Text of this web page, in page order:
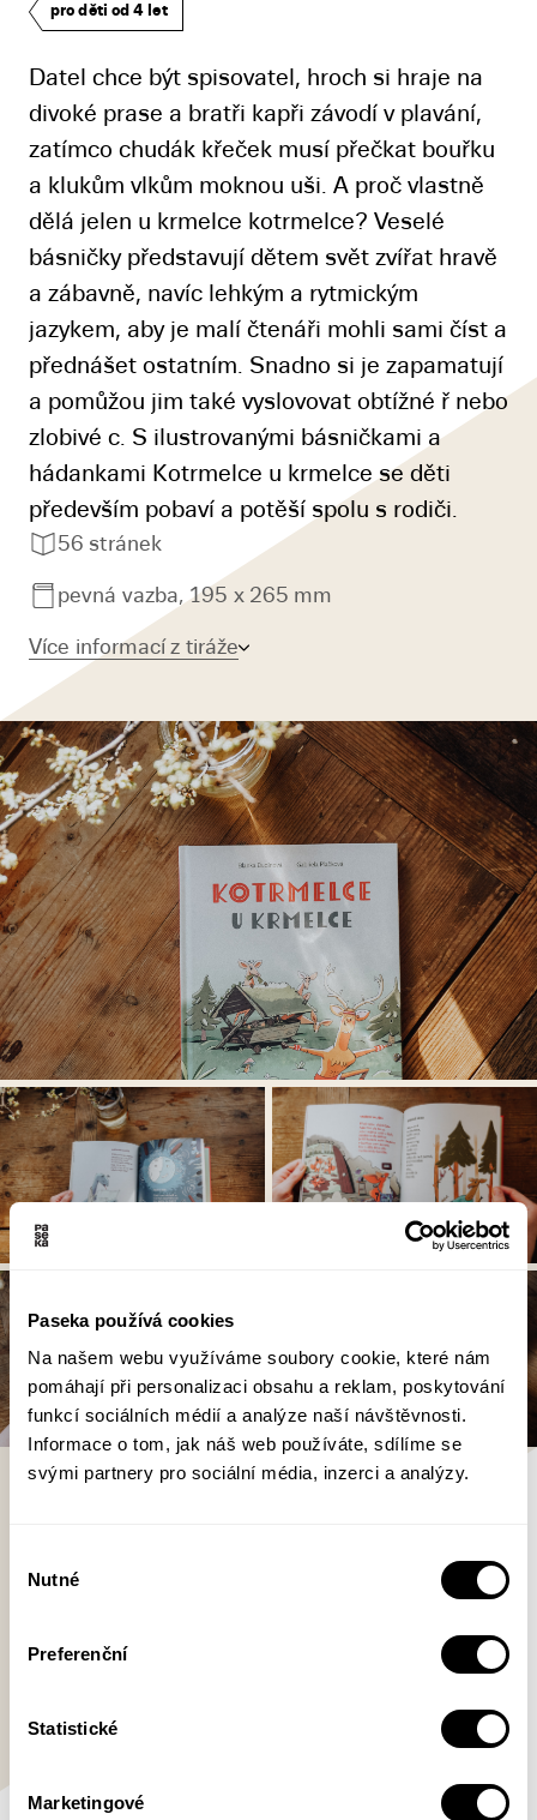
Paseka používá cookies
Na našem webu využíváme soubory cookie, které nám
pomáhají při personalizaci obsahu a reklam, poskytování
funkcí sociálních médií a analýze naší návštěvnosti.
Informace o tom, jak náš web používáte, sdílíme se
svými partnery pro sociální média, inzerci a analýzy.
souhlasu
Nutné
Preferenční
Statistické
Marketingové
pro děti od 4 let
Datel chce být spisovatel, hroch si hraje na
divoké prase a bratři kapři závodí v plavání,
zatímco chudák křeček musí přečkat bouřku
a klukům vlkům moknou uši. A proč vlastně
dělá jelen u krmelce kotrmelce? Veselé
básničky představují dětem svět zvířat hravě
a zábavně, navíc lehkým a rytmickým
jazykem, aby je malí čtenáři mohli sami číst a
přednášet ostatním. Snadno si je zapamatují
a pomůžou jim také vyslovovat obtížné ř nebo
zlobivé c. S ilustrovanými básničkami a
hádankami Kotrmelce u krmelce se děti
především pobaví a potěší spolu s rodiči.
56 stránek
pevná vazba, 195 x 265 mm
Více informací z tiráže
Blanka Budínová (1947). Pracovala
knihách Každý bulí nad cibulí a Hotel
scenáristka, psala pořady pro rozhlas,
uplatnila se také jako překladatelka a textařka.